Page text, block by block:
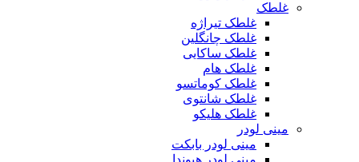
غلطک
غلطک تیراژه
غلطک چانگلین
غلطک ساکایی
غلطک هام
غلطک کوماتسو
غلطک شانتوی
غلطک هلیکو
مینی لودر
مینی لودر بابکت
مینی لودر هیوندا